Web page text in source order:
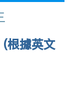
根據英文